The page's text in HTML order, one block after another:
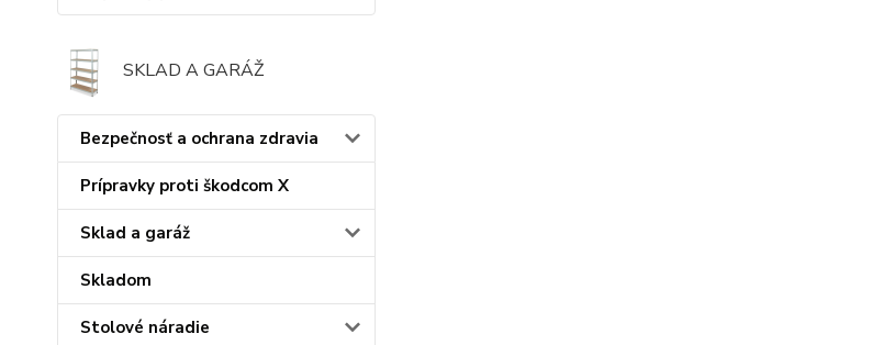
SKLAD A GARÁŽ
Bezpečnosť a ochrana zdravia
Prípravky proti škodcom X
Sklad a garáž
Skladom
Stolové náradie